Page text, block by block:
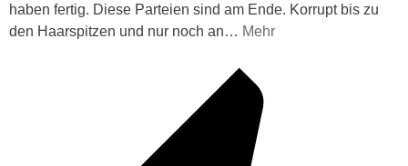
haben fertig. Diese Parteien sind am Ende. Korrupt bis zu
den Haarspitzen und nur noch an… Mehr